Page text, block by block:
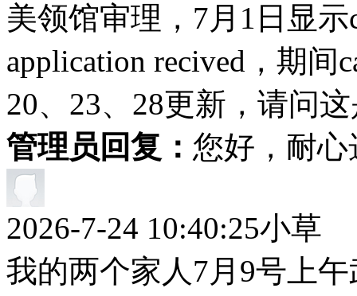
美领馆审理，7月1日显示
application recived，期间
20、23、28更新，请问
管理员回复： 您好，耐
2026-7-24 10:40:25小草
我的两个家人7月9号上